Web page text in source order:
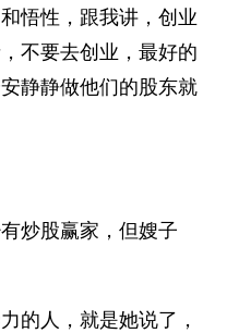
悟性，跟我讲，创业
不要去创业，最好的
静静做他们的股东就
炒股赢家，但嫂子
的人，就是她说了，